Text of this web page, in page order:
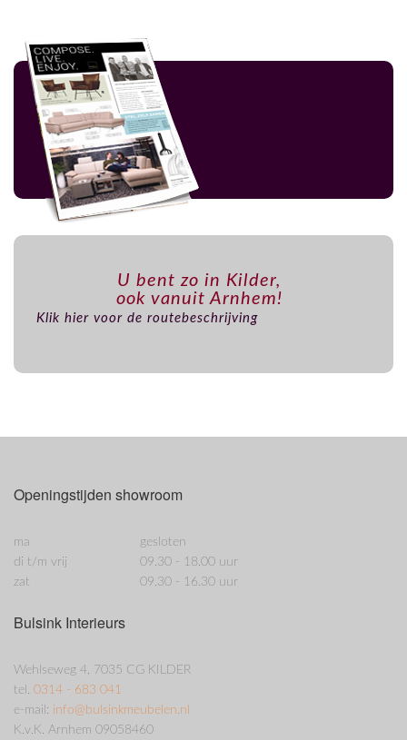
U bent zo in Kilder,
ook vanuit Arnhem!
Klik hier voor de routebeschrijving
Openingstijden showroom
ma
di t/m vrij
zat
gesloten
09.30 - 18.00 uur
09.30 - 16.30 uur
Bulsink Interieurs
Wehlseweg 4, 7035 CG KILDER
tel. 0314 - 683 041
e-mail: info@bulsinkmeubelen.nl
K.v.K. Arnhem 09058460